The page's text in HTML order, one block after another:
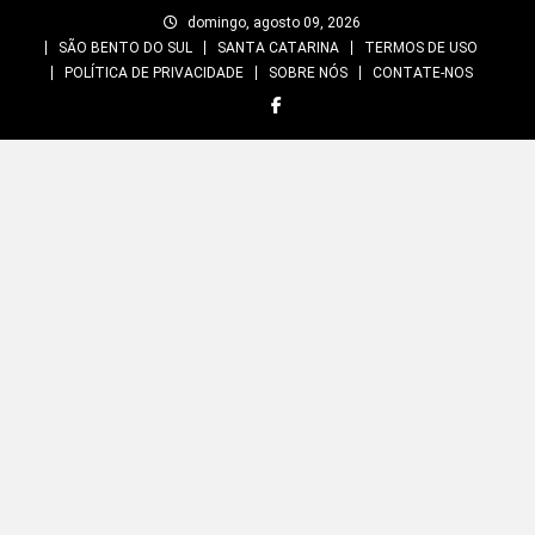
domingo, agosto 09, 2026
SÃO BENTO DO SUL
SANTA CATARINA
TERMOS DE USO
POLÍTICA DE PRIVACIDADE
SOBRE NÓS CONTATE-NOS